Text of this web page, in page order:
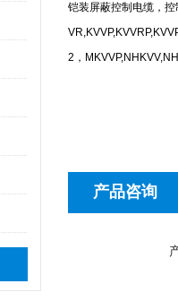
铠装屏蔽控制电缆，
2，
产品咨询